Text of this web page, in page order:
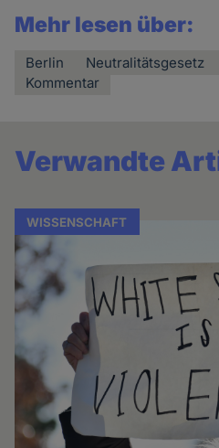
Mehr lesen über:
Berlin Neutralitätsgesetz
Kommentar
Verwandte
WISSENSCHAFT